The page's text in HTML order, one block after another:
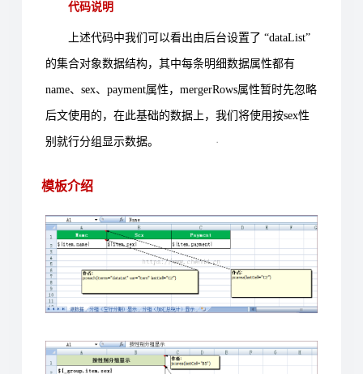
代码说明
上述代码中我们可以看出由后台设置了 “dataList”
的集合对象数据结构，其中每条明细数据属性都有
name、sex、payment属性，mergerRows属性暂时先忽略
后文使用的，在此基础的数据上，我们将使用按sex性
别就行分组显示数据。
模板介绍